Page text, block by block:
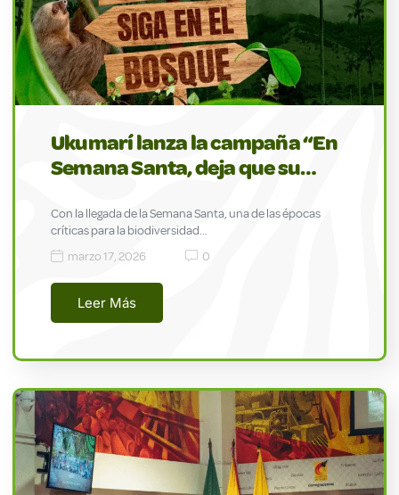
Ukumarí lanza la campaña “En
Semana Santa, deja que su…
Con la llegada de la Semana Santa, una de las épocas
críticas para la biodiversidad…
marzo 17, 2026
0
Leer Más